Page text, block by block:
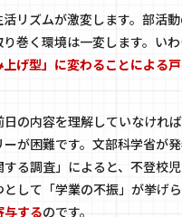
リズムが激変します。部活
巻く環境は一変します。いわ
げ型」に変わることによる
の内容を理解していなけれ
が困難です。文部科学省が
る調査」によると、不登校
して「学業の不振」が挙げら
与するのです。